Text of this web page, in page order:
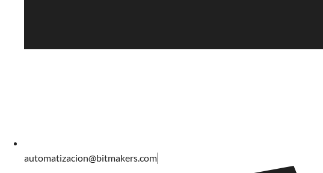
automatizacion@bitmakers.com